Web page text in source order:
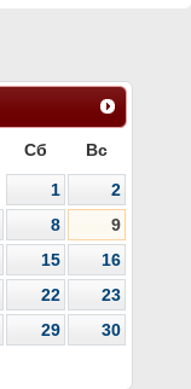
Сб Вс
1
2
8
9
15
16
22
23
29
30